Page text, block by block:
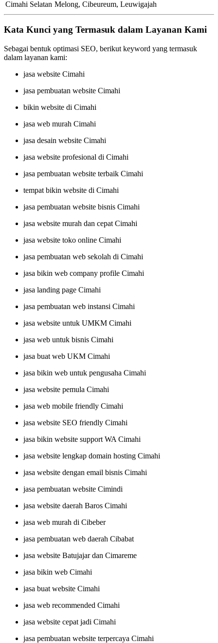
Cimahi Selatan Melong, Cibeureum, Leuwigajah
Kata Kunci yang Termasuk dalam Layanan Kami
Sebagai bentuk optimasi SEO, berikut keyword yang termasuk
dalam layanan kami:
jasa website Cimahi
jasa pembuatan website Cimahi
bikin website di Cimahi
jasa web murah Cimahi
jasa desain website Cimahi
jasa website profesional di Cimahi
jasa pembuatan website terbaik Cimahi
tempat bikin website di Cimahi
jasa pembuatan website bisnis Cimahi
jasa website murah dan cepat Cimahi
jasa website toko online Cimahi
jasa pembuatan web sekolah di Cimahi
jasa bikin web company profile Cimahi
jasa landing page Cimahi
jasa pembuatan web instansi Cimahi
jasa website untuk UMKM Cimahi
jasa web untuk bisnis Cimahi
jasa buat web UKM Cimahi
jasa bikin web untuk pengusaha Cimahi
jasa website pemula Cimahi
jasa web mobile friendly Cimahi
jasa website SEO friendly Cimahi
jasa bikin website support WA Cimahi
jasa website lengkap domain hosting Cimahi
jasa website dengan email bisnis Cimahi
jasa pembuatan website Cimindi
jasa website daerah Baros Cimahi
jasa web murah di Cibeber
jasa pembuatan web daerah Cibabat
jasa website Batujajar dan Cimareme
jasa bikin web Cimahi
jasa buat website Cimahi
jasa web recommended Cimahi
jasa website cepat jadi Cimahi
jasa pembuatan website terpercaya Cimahi